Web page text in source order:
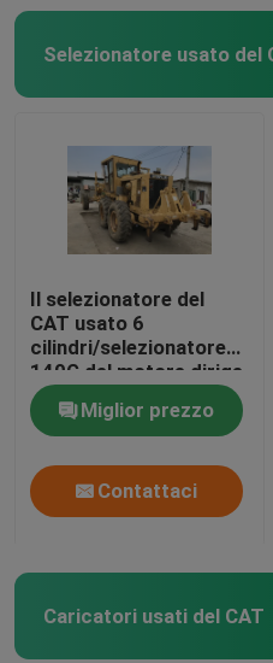
Selezionatore usato del
Il selezionatore del
CAT usato 6
cilindri/selezionatore
140G del motore dirige
la trasmissione di
spostamento di
trasmettitore
Miglior prezzo
Contattaci
Caricatori usati del CAT